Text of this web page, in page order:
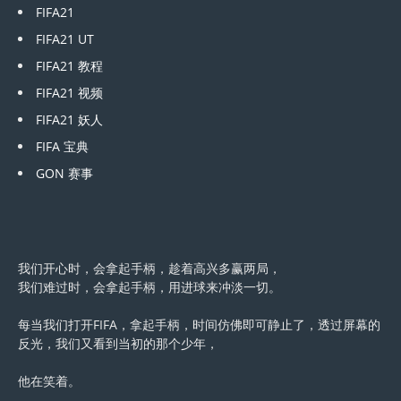
FIFA21
FIFA21 UT
FIFA21 教程
FIFA21 视频
FIFA21 妖人
FIFA 宝典
GON 赛事
我们开心时，会拿起手柄，趁着高兴多赢两局，
我们难过时，会拿起手柄，用进球来冲淡一切。
每当我们打开FIFA，拿起手柄，时间仿佛即可静止了，透过屏幕的
反光，我们又看到当初的那个少年，
他在笑着。